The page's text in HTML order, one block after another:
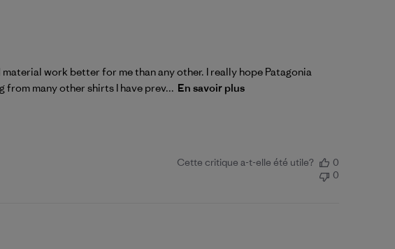
work better for me than any other. I really hope Patagonia
from many other shirts I have prev... En savoir plus
Cette critique a-t-elle été utile?
0
0